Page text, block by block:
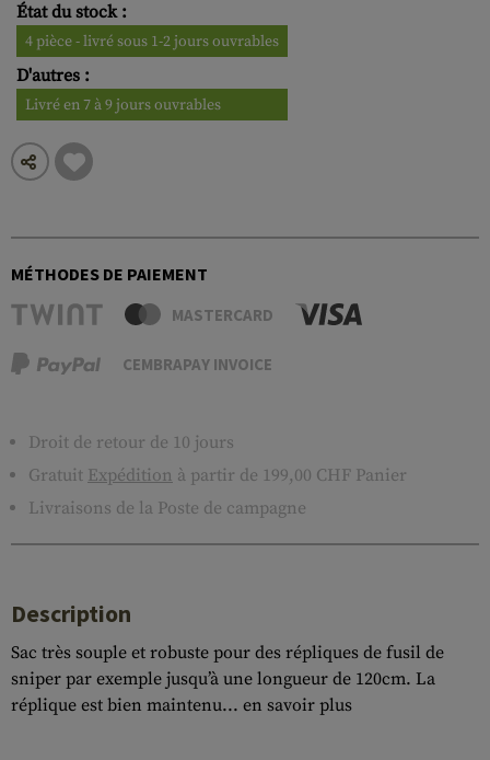
État du stock :
4 pièce - livré sous 1-2 jours ouvrables
D'autres :
Livré en 7 à 9 jours ouvrables
MÉTHODES DE PAIEMENT
MASTERCARD
CEMBRAPAY INVOICE
Droit de retour de 10 jours
Gratuit Expédition à partir de 199,00 CHF Panier
Livraisons de la Poste de campagne
Description
Sac très souple et robuste pour des répliques de fusil de
sniper par exemple jusqu’à une longueur de 120cm. La
réplique est bien maintenu... en savoir plus